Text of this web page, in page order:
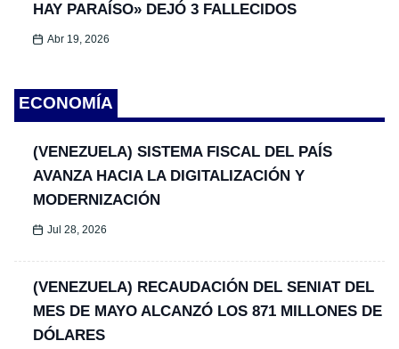
HAY PARAÍSO» DEJÓ 3 FALLECIDOS
Abr 19, 2026
ECONOMÍA
(VENEZUELA) SISTEMA FISCAL DEL PAÍS
AVANZA HACIA LA DIGITALIZACIÓN Y
MODERNIZACIÓN
Jul 28, 2026
(VENEZUELA) RECAUDACIÓN DEL SENIAT DEL
MES DE MAYO ALCANZÓ LOS 871 MILLONES DE
DÓLARES